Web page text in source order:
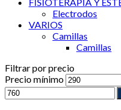
Electrodos
VARIOS
Camillas
Camillas
Filtrar por precio
Precio mínimo